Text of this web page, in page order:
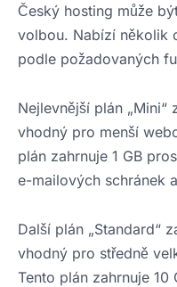
Český hosting může
volbou. Nabízí několik
podle požadovaných
Nejlevnější plán „Mini“
vhodný pro menší
plán zahrnuje 1 GB
e-mailových schránek
Další plán „Standard“
vhodný pro středně
Tento plán zahrnuje